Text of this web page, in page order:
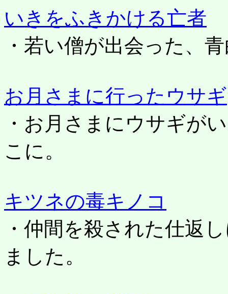
いきをふきかける亡者
・若い僧が出会った、
お月さまに行ったウサギ
・お月さまにウサギが
こに。
キツネの毒キノコ
・仲間を殺された仕返
ました。